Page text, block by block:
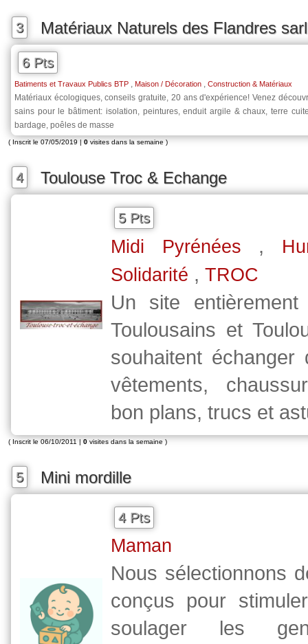
3 Matériaux Naturels des Flandres sarl
6 Pts
Batiments et Travaux Publics BTP , Maison / Décoration , Construction & Matériaux
Matériaux écologiques, conseils gratuite, 20 ans d'expérience! Venez
sains pour le bâtiment: isolation, peintures, enduit argile & chaux, terre
bardage, poêles de masse
( Inscrit le 07/05/2019 | 0 visites dans la semaine )
4 Toulouse Troc & Echange
5 Pts
Midi Pyrénées ,
Solidarité , TROC
Un site
Toulousains et
souhaitent échanger
vêtements,
bon plans, trucs et
( Inscrit le 06/10/2011 | 0 visites dans la semaine )
5 Mini mordille
4 Pts
Maman
Nous sélectionnons
conçus pour
soulager les